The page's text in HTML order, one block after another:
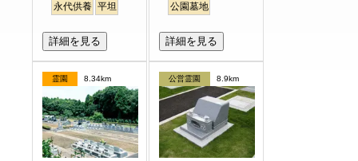
永代供養 平坦
詳細を見る
公園墓地
詳細を見る
霊園 8.34km 公営霊園 8.9km